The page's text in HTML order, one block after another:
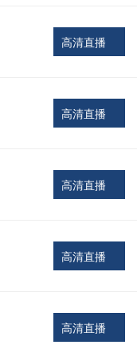
高清直播
高清直播
高清直播
高清直播
高清直播